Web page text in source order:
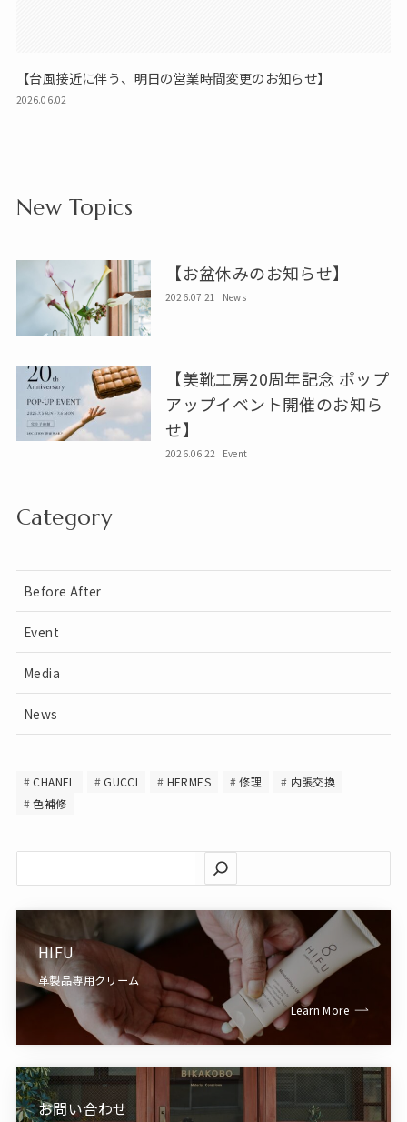
【台風接近に伴う、明日の営業時間変更のお知らせ】
2026.06.02
New Topics
【お盆休みのお知らせ】
2026.07.21 News
【美靴工房20周年記念 ポップ
アップイベント開催のお知ら
せ】
2026.06.22 Event
Category
Before After
Event
Media
News
CHANEL GUCCI HERMES 修理
内張交換
色補修
索
HIFU
革製品専用クリーム
Learn More
お問い合わせ